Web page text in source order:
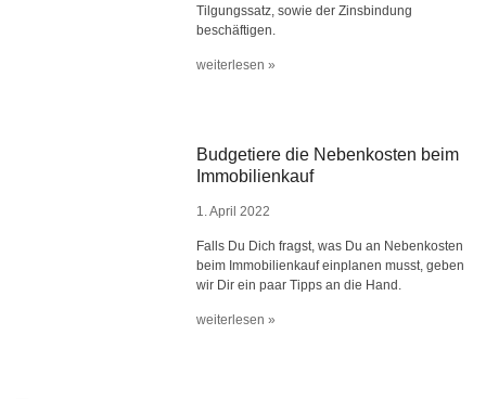
Tilgungssatz, sowie der Zinsbindung
beschäftigen.
weiterlesen »
Budgetiere die Nebenkosten beim
Immobilienkauf
1. April 2022
Falls Du Dich fragst, was Du an Nebenkosten
beim Immobilienkauf einplanen musst, geben
wir Dir ein paar Tipps an die Hand.
weiterlesen »